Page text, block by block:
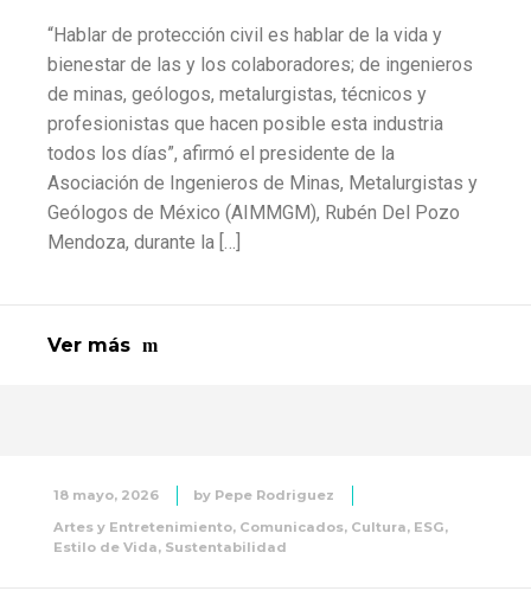
“Hablar de protección civil es hablar de la vida y
bienestar de las y los colaboradores; de ingenieros
de minas, geólogos, metalurgistas, técnicos y
profesionistas que hacen posible esta industria
todos los días”, afirmó el presidente de la
Asociación de Ingenieros de Minas, Metalurgistas y
Geólogos de México (AIMMGM), Rubén Del Pozo
Mendoza, durante la […]
Ver más
18 mayo, 2026 by Pepe Rodriguez
Artes y Entretenimiento, Comunicados, Cultura, ESG,
Estilo de Vida, Sustentabilidad